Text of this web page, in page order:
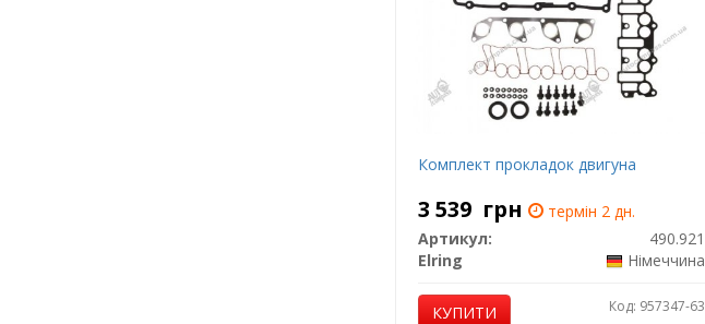
Комплект прокладок двигуна
3 539 грн
термін 2 дн.
Артикул:
490.921
Elring
Німеччина
КУПИТИ Код: 957347-63